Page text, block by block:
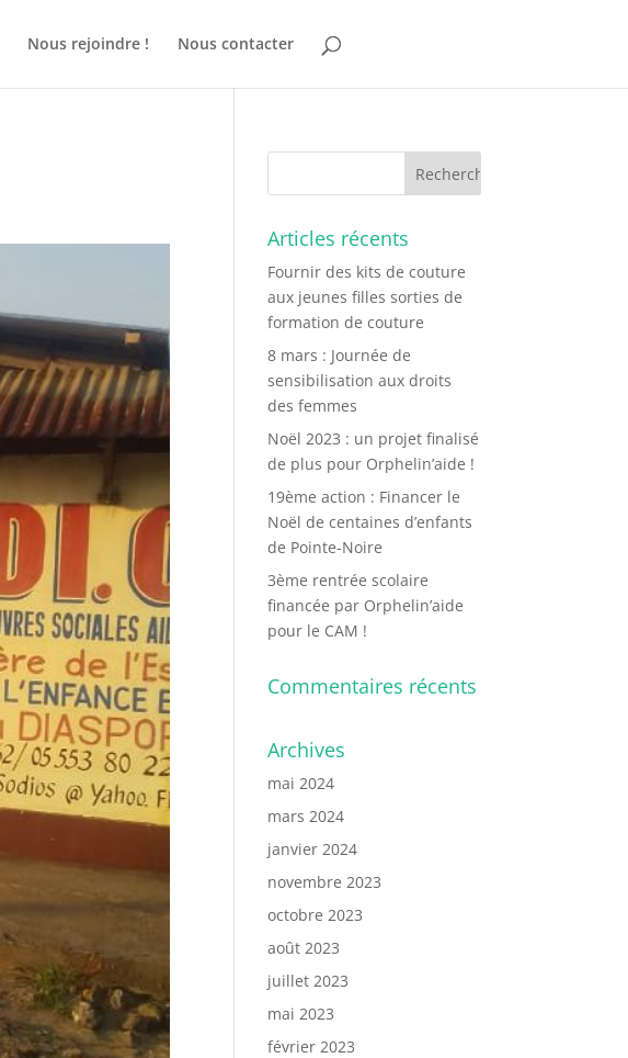
Nous rejoindre ! Nous contacter
Articles récents
Fournir des kits de couture
aux jeunes filles sorties de
formation de couture
8 mars : Journée de
sensibilisation aux droits
des femmes
Noël 2023 : un projet finalisé
de plus pour Orphelin’aide !
19ème action : Financer le
Noël de centaines d’enfants
de Pointe-Noire
3ème rentrée scolaire
financée par Orphelin’aide
pour le CAM !
Commentaires récents
Archives
mai 2024
mars 2024
janvier 2024
novembre 2023
octobre 2023
août 2023
juillet 2023
mai 2023
février 2023